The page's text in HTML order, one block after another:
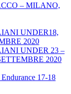
– MILANO,
UNDER18,
2020
UNDER 23 –
2020
17-18